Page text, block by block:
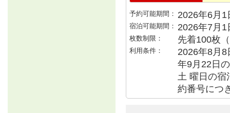
予約可能期間： 2026年6月
宿泊可能期間： 2026年7月
枚数制限： 先着100枚
利用条件：
2026年8月
年9月22日
土 曜日の宿
約番号につ